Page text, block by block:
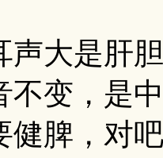
声大是肝
不变，是
健脾，对